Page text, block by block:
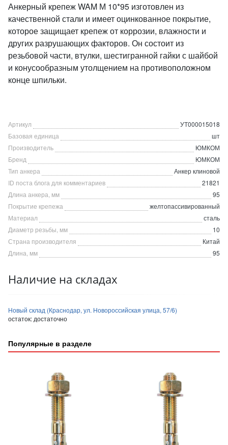
Анкерный крепеж WAM М 10*95 изготовлен из
качественной стали и имеет оцинкованное покрытие,
которое защищает крепеж от коррозии, влажности и
других разрушающих факторов. Он состоит из
резьбовой части, втулки, шестигранной гайки с шайбой
и конусообразным утолщением на противоположном
конце шпильки.
Артикул
УТ000015018
Базовая единица
шт
Производитель
ЮМКОМ
Бренд
ЮМКОМ
Тип анкера
Анкер клиновой
ID поста блога для комментариев
21821
Длина анкера, мм
95
Покрытие крепежа
желтопассивированный
Материал
сталь
Диаметр резьбы, мм
10
Страна производителя
Китай
Длина, мм
95
Наличие на складах
Новый склад (Краснодар, ул. Новороссийская улица, 57/6)
остаток: достаточно
Популярные в разделе